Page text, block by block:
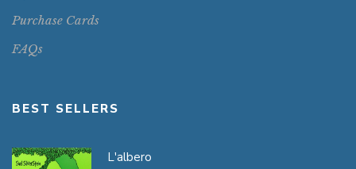
Purchase Cards
FAQs
BEST SELLERS
L'albero